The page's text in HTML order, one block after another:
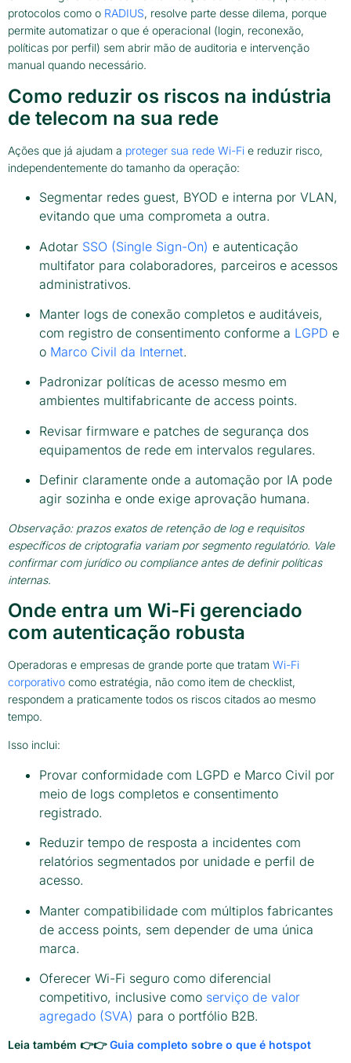
protocolos como o RADIUS, resolve parte desse dilema, porque
permite automatizar o que é operacional (login, reconexão,
políticas por perfil) sem abrir mão de auditoria e intervenção
manual quando necessário.
Como reduzir os riscos na indústria
de telecom na sua rede
Ações que já ajudam a proteger sua rede Wi-Fi e reduzir risco,
independentemente do tamanho da operação:
Segmentar redes guest, BYOD e interna por VLAN,
evitando que uma comprometa a outra.
Adotar SSO (Single Sign-On) e autenticação
multifator para colaboradores, parceiros e acessos
administrativos.
Manter logs de conexão completos e auditáveis,
com registro de consentimento conforme a LGPD e
o Marco Civil da Internet.
Padronizar políticas de acesso mesmo em
ambientes multifabricante de access points.
Revisar firmware e patches de segurança dos
equipamentos de rede em intervalos regulares.
Definir claramente onde a automação por IA pode
agir sozinha e onde exige aprovação humana.
Observação: prazos exatos de retenção de log e requisitos
específicos de criptografia variam por segmento regulatório. Vale
confirmar com jurídico ou compliance antes de definir políticas
internas.
Onde entra um Wi-Fi gerenciado
com autenticação robusta
Operadoras e empresas de grande porte que tratam Wi-Fi
corporativo como estratégia, não como item de checklist,
respondem a praticamente todos os riscos citados ao mesmo
tempo.
Isso inclui:
Provar conformidade com LGPD e Marco Civil por
meio de logs completos e consentimento
registrado.
Reduzir tempo de resposta a incidentes com
relatórios segmentados por unidade e perfil de
acesso.
Manter compatibilidade com múltiplos fabricantes
de access points, sem depender de uma única
marca.
Oferecer Wi-Fi seguro como diferencial
competitivo, inclusive como serviço de valor
agregado (SVA) para o portfólio B2B.
Leia também 👉👉 Guia completo sobre o que é hotspot